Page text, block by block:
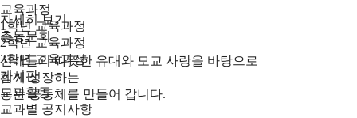
교육과정
1학년 교육과정
2학년 교육과정
3학년 교육과정
게시판
교과활동
교과별 공지사항
자세히 보기
총동문회
선배들의 따뜻한 유대와 모교 사랑을 바탕으로
함께 성장하는
동문 공동체를 만들어 갑니다.